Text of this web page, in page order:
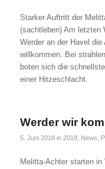
Starker Auftritt der
(sachtleben) Am letzten
Werder an der Havel
willkommen. Bei
boten sich die
einer Hitzeschlacht.
Werder wir
5. Juni 2018 in 2018, News
Melitta-Achter starten in